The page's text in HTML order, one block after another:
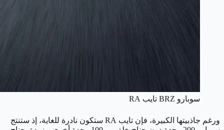
سوبارو BRZ تايب RA
ورغم جاذبيتها الكبيرة، فإن تايب RA ستكون نادرة للغاية، إذ ستنتج